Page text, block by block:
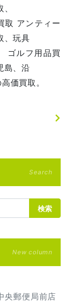
取 アンティー
、玩具
ゴルフ用品買
島、沿
価買取。
Search
検索
New column
央郵便局前店